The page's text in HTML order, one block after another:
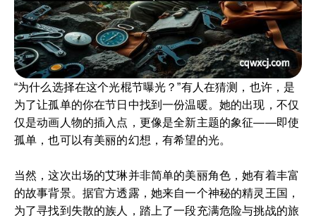
“为什么选择在这个光棍节曝光？”有人在猜测，也许，是
为了让孤单的你在节日中找到一份温暖。她的出现，不仅
仅是动画人物的插入点，更像是全新主题的象征——即使
孤单，也可以有美丽的幻想，有希望的光。
当然，这次出场的艾琳并非简单的美丽角色，她有着丰富
的故事背景。据官方透露，她来自一个神秘的精灵王国，
为了寻找到失散的族人，踏上了一段充满危险与挑战的旅